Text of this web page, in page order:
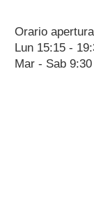
Orario
Lun 15:15 -
Mar - Sab